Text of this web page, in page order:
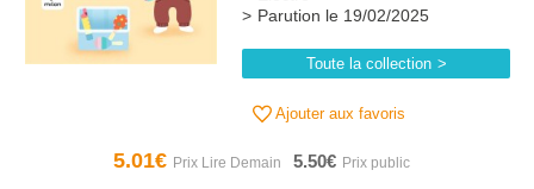
Parution le 19/02/2025
Toute la collection
Ajouter aux favoris
5.01€ 5.50€